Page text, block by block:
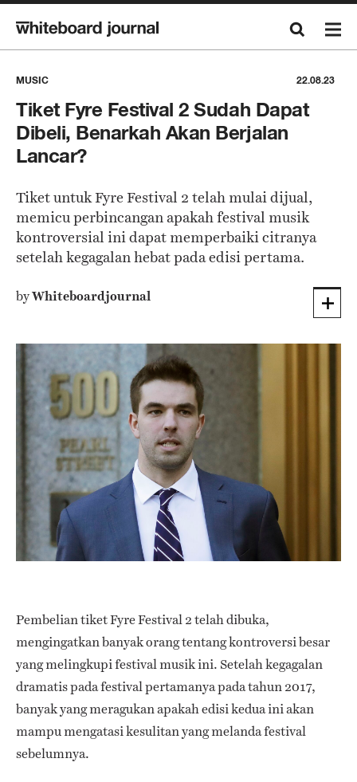
MUSIC 22.08.23
Tiket Fyre Festival 2 Sudah Dapat
Dibeli, Benarkah Akan Berjalan
Lancar?
Tiket untuk Fyre Festival 2 telah mulai dijual,
memicu perbincangan apakah festival musik
kontroversial ini dapat memperbaiki citranya
setelah kegagalan hebat pada edisi pertama.
byWhiteboardjournal
Pembelian tiket Fyre Festival 2 telah dibuka,
mengingatkan banyak orang tentang kontroversi besar
yang melingkupi festival musik ini. Setelah kegagalan
dramatis pada festival pertamanya pada tahun 2017,
banyak yang meragukan apakah edisi kedua ini akan
mampu mengatasi kesulitan yang melanda festival
sebelumnya.